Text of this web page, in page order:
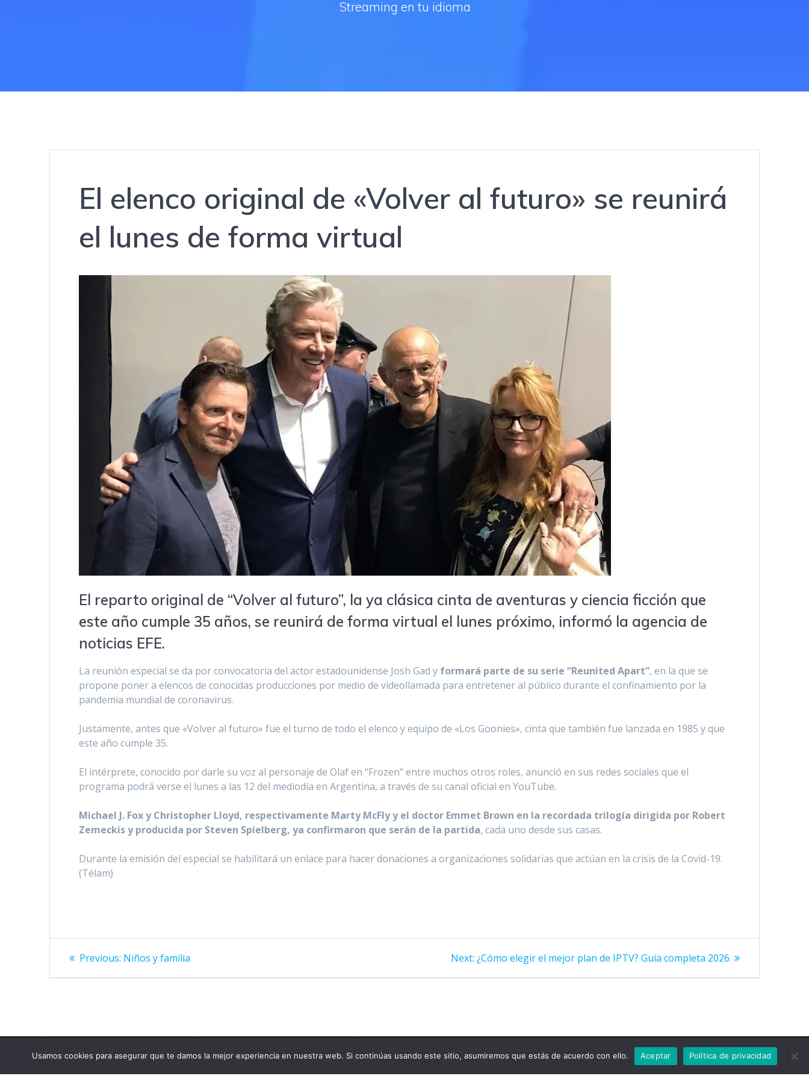
Streaming en tu idioma
El elenco original de «Volver al futuro» se reunirá
el lunes de forma virtual
El reparto original de “Volver al futuro”, la ya clásica cinta de aventuras y ciencia ficción que
este año cumple 35 años, se reunirá de forma virtual el lunes próximo, informó la agencia de
noticias EFE.
La reunión especial se da por convocatoria del actor estadounidense Josh Gad y formará parte de su serie “Reunited Apart”, en la que se
propone poner a elencos de conocidas producciones por medio de videollamada para entretener al público durante el confinamiento por la
pandemia mundial de coronavirus.
Justamente, antes que «Volver al futuro» fue el turno de todo el elenco y equipo de «Los Goonies», cinta que también fue lanzada en 1985 y que
este año cumple 35.
El intérprete, conocido por darle su voz al personaje de Olaf en “Frozen” entre muchos otros roles, anunció en sus redes sociales que el
programa podrá verse el lunes a las 12 del mediodía en Argentina, a través de su canal oficial en YouTube.
Michael J. Fox y Christopher Lloyd, respectivamente Marty McFly y el doctor Emmet Brown en la recordada trilogía dirigida por Robert
Zemeckis y producida por Steven Spielberg, ya confirmaron que serán de la partida, cada uno desde sus casas.
Durante la emisión del especial se habilitará un enlace para hacer donaciones a organizaciones solidarias que actúan en la crisis de la Covid-19.
(Télam)
Navegación
de
Previous: Previous
Niños y familia Next: Next
¿Cómo elegir el mejor plan de IPTV? Guía completa 2026
Usamos cookies para asegurar que te damos la mejor experiencia en nuestra web. Si continúas usando este sitio, asumiremos que estás de acuerdo con ello. Aceptar Política de privacidad